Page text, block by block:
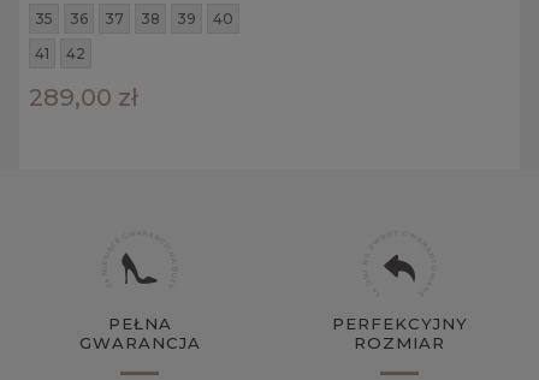
35 36 37 38 39
40
41
42
289,00 zł
PEŁNA
GWARANCJA
PERFEKCYJNY
ROZMIAR